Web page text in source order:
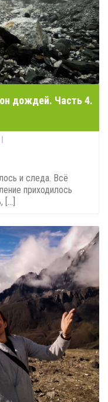
дождей. Часть 4.
и следа. Всё
приходилось